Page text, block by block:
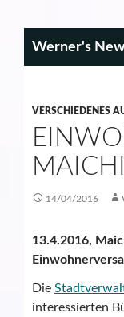
Werner's
VERSCHIEDENES
14/04/2016
13.4.2016,
Die
interessierten